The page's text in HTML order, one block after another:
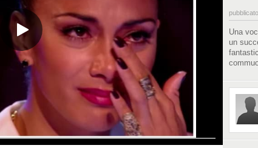
Una
un